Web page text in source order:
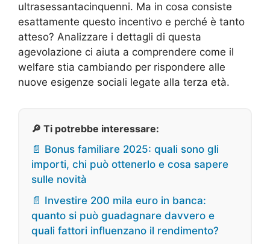
ultrasessantacinquenni. Ma in cosa consiste
esattamente questo incentivo e perché è tanto
atteso? Analizzare i dettagli di questa
agevolazione ci aiuta a comprendere come il
welfare stia cambiando per rispondere alle
nuove esigenze sociali legate alla terza età.
🔎 Ti potrebbe interessare:
📄 Bonus familiare 2025: quali sono gli
importi, chi può ottenerlo e cosa sapere
sulle novità
📄 Investire 200 mila euro in banca:
quanto si può guadagnare davvero e
quali fattori influenzano il rendimento?